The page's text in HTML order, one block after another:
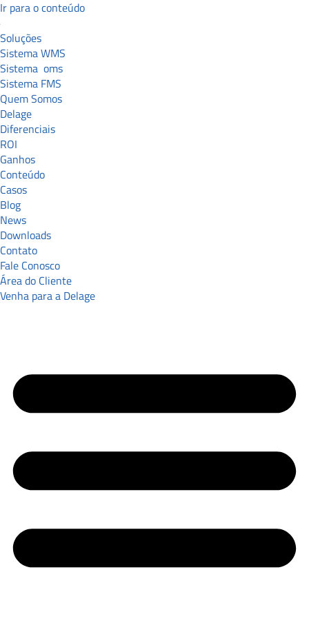
Ir para o conteúdo
Soluções
Sistema WMS
Sistema oms
Sistema FMS
Quem Somos
Delage
Diferenciais
ROI
Ganhos
Conteúdo
Casos
Blog
News
Downloads
Contato
Fale Conosco
Área do Cliente
Venha para a Delage